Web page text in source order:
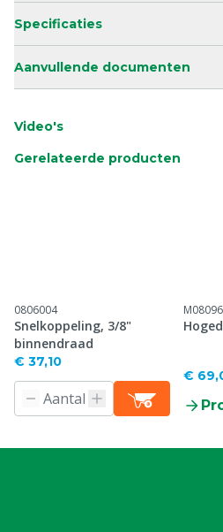
Specificaties
Aanvullende documenten
Video's
Gerelateerde producten
0806004
Snelkoppeling, 3/8"
binnendraad
€ 37,10
€